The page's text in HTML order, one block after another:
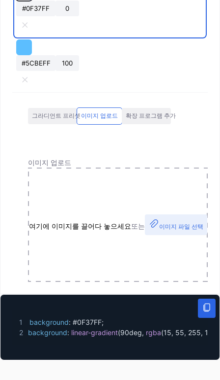
그라디언트 프리셋 이미지 업로드 확장 프로그램 추가
이미지 업로드
여기에 이미지를 끌어다 놓으세요 또는 이미지 파일 선택
1 background: #0F37FF;
2
background: linear-gradient(90deg, rgba(15, 55, 255, 1